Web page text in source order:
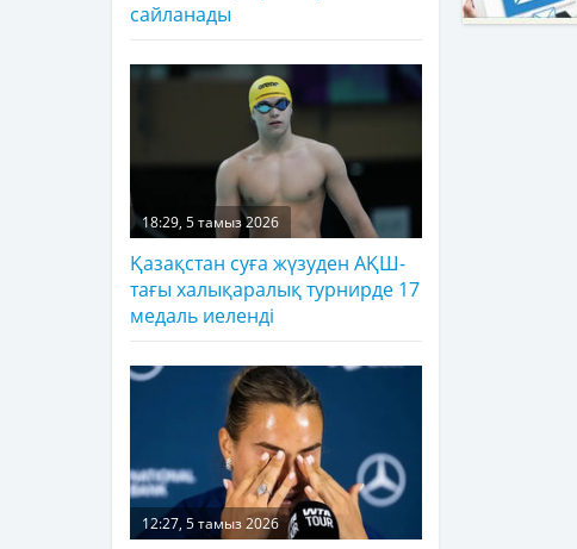
сайланады
18:29, 5 тамыз 2026
Қазақстан суға жүзуден АҚШ-
тағы халықаралық турнирде 17
медаль иеленді
12:27, 5 тамыз 2026